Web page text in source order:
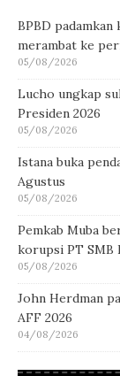
BPBD
merambat ke
05/08/2026
Lucho ungkap
Presiden 2026
05/08/2026
Istana buka
Agustus
05/08/2026
Pemkab Muba
korupsi PT SMB
05/08/2026
John Herdman
AFF 2026
04/08/2026